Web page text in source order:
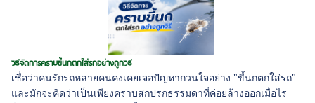
วิธีจัดการคราบขี้นกตกใส่รถอย่างถูกวิธี
เชื่อว่าคนรักรถหลายคนคงเคยเจอปัญหากวนใจอย่าง "ขี้นกตกใส่รถ"
และมักจะคิดว่าเป็นเพียงคราบสกปรกธรรมดาที่ค่อยล้างออกเมื่อไร